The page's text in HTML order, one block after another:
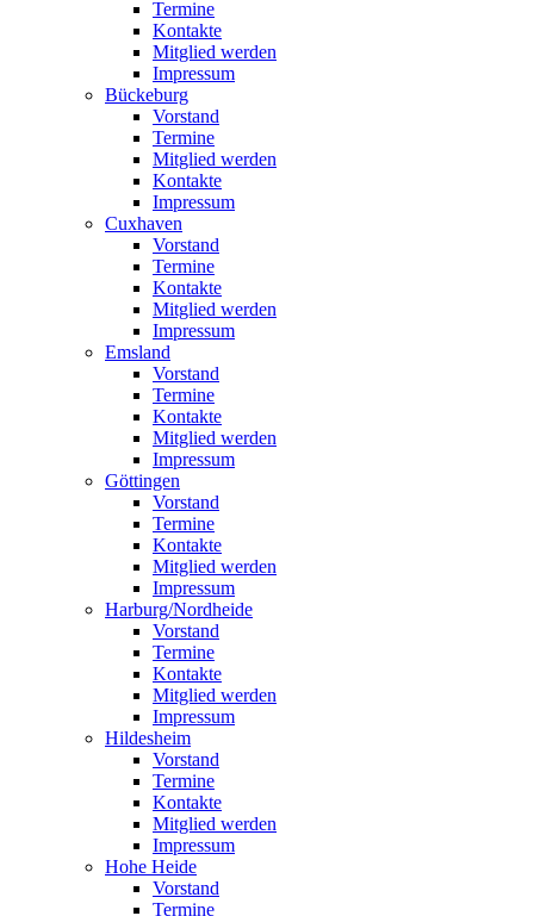
Termine
Kontakte
Mitglied werden
Impressum
Bückeburg
Vorstand
Termine
Mitglied werden
Kontakte
Impressum
Cuxhaven
Vorstand
Termine
Kontakte
Mitglied werden
Impressum
Emsland
Vorstand
Termine
Kontakte
Mitglied werden
Impressum
Göttingen
Vorstand
Termine
Kontakte
Mitglied werden
Impressum
Harburg/Nordheide
Vorstand
Termine
Kontakte
Mitglied werden
Impressum
Hildesheim
Vorstand
Termine
Kontakte
Mitglied werden
Impressum
Hohe Heide
Vorstand
Termine